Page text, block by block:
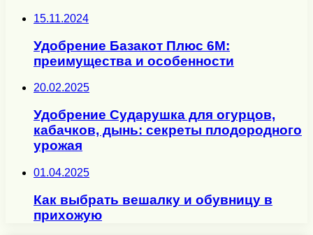
15.11.2024
Удобрение Базакот Плюс 6М:
преимущества и особенности
20.02.2025
Удобрение Сударушка для огурцов,
кабачков, дынь: секреты плодородного
урожая
01.04.2025
Как выбрать вешалку и обувницу в
прихожую